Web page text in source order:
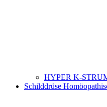
HYPER K-
Schilddrüse